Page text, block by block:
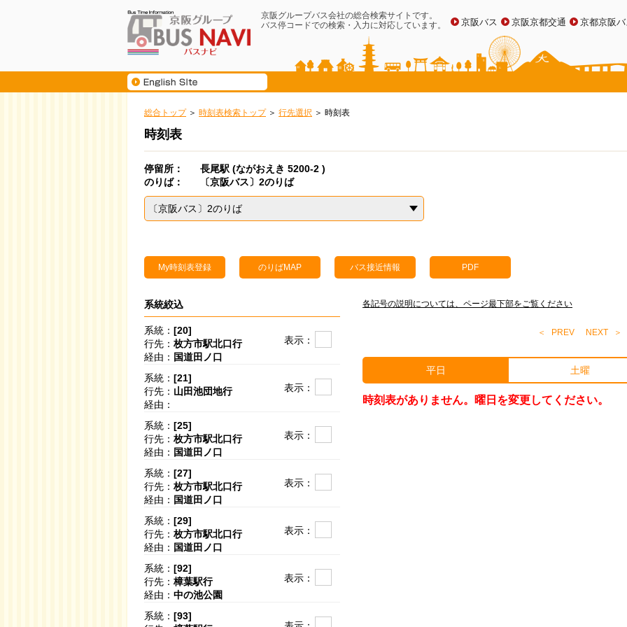
京阪グループバス会社の総合検索サイトです。
バス停コードでの検索・入力に対応しています。
京阪バス 京阪京都交通 京都京阪
総合トップ 時刻表検索トップ 行先選択 時刻表
時刻表
停留所： 長尾駅 (ながおえき 5200-2 )
のりば：
〔京阪バス〕2のりば
〔京阪バス〕2のりば
My時刻表登録 のりばMAP バス接近情報 PDF
系統絞込
系統： [20]
行先： 枚方市駅北口行
経由： 国道田ノ口
表示：
系統： [21]
行先： 山田池団地行
経由：
表示：
系統： [25]
行先： 枚方市駅北口行
経由： 国道田ノ口
表示：
系統： [27]
行先： 枚方市駅北口行
経由： 国道田ノ口
表示：
系統： [29]
行先： 枚方市駅北口行
経由： 国道田ノ口
表示：
系統： [92]
行先： 樟葉駅行
経由： 中の池公園
表示：
系統： [93]
各記号の説明については、ページ最下部をご覧ください
PREV NEXT
平日 土曜
時刻表がありません。曜日を変更してください。